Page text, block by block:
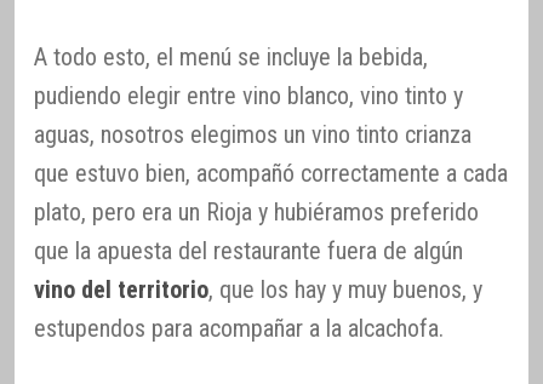
A todo esto, el menú se incluye la bebida,
pudiendo elegir entre vino blanco, vino tinto y
aguas, nosotros elegimos un vino tinto crianza
que estuvo bien, acompañó correctamente a cada
plato, pero era un Rioja y hubiéramos preferido
que la apuesta del restaurante fuera de algún
vino del territorio, que los hay y muy buenos, y
estupendos para acompañar a la alcachofa.